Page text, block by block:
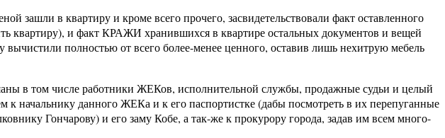
зашли в квартиру и кроме всего прочего, засвидетельствовали факт оставленного
квартиру), и факт КРАЖИ хранившихся в квартире остальных документов и вещей
полностью от всего более-менее ценного, оставив лишь нехитрую мебель
в том числе работники ЖЕКов, исполнительной службы, продажные судьи и целый
начальнику данного ЖЕКа и к его паспортистке (дабы посмотреть в их перепуганные
Гончарову) и его заму Кобе, а так-же к прокурору города, задав им всем много-